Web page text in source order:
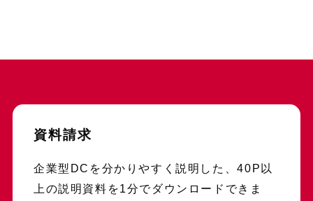
資料請求
企業型DCを分かりやすく説明した、40P以
上の説明資料を1分でダウンロードできま